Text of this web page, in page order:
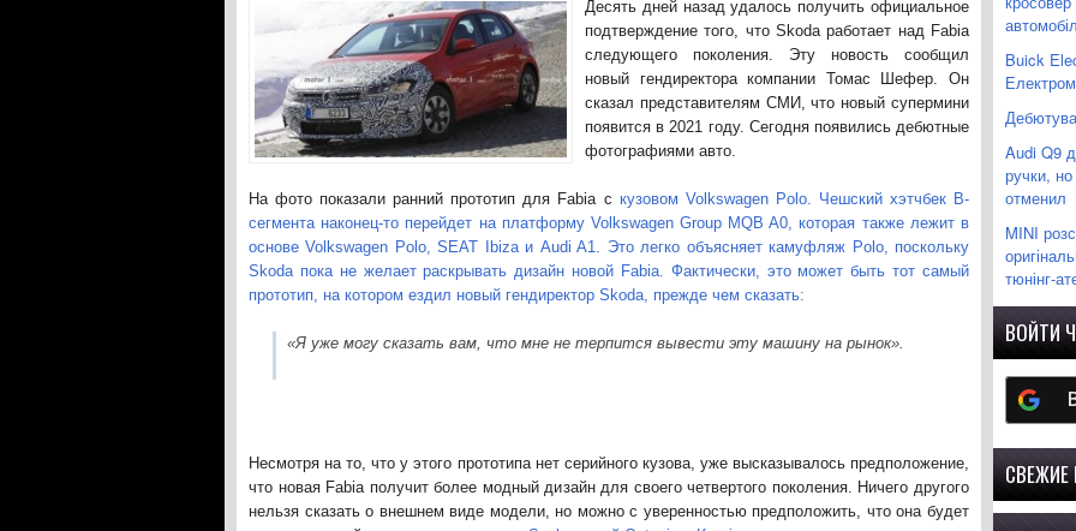
Десять дней назад удалось получить официальное
подтверждение того, что Skoda работает над Fabia
следующего поколения. Эту новость сообщил
новый гендиректора компании Томас Шефер. Он
сказал представителям СМИ, что новый супермини
появится в 2021 году. Сегодня появились дебютные
фотографиями авто.
На фото показали ранний прототип для Fabia с кузовом Volkswagen Polo. Чешский хэтчбек B-
сегмента наконец-то перейдет на платформу Volkswagen Group MQB A0, которая также лежит в
основе Volkswagen Polo, SEAT Ibiza и Audi A1. Это легко объясняет камуфляж Polo, поскольку
Skoda пока не желает раскрывать дизайн новой Fabia. Фактически, это может быть тот самый
прототип, на котором ездил новый гендиректор Skoda, прежде чем сказать:
«Я уже могу сказать вам, что мне не терпится вывести эту машину на рынок».
Несмотря на то, что у этого прототипа нет серийного кузова, уже высказывалось предположение,
что новая Fabia получит более модный дизайн для своего четвертого поколения. Ничего другого
нельзя сказать о внешнем виде модели, но можно с уверенностью предположить, что она будет
Buick
Audi Q9
ручки,
отменил
MINI
тюнінг-
ВОЙТИ
СВЕЖИЕ